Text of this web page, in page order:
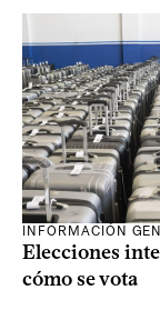
INFORMACIÓN
Elecciones
cómo se vota